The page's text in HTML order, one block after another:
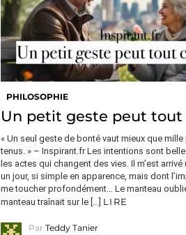
PHILOSOPHIE
Un petit geste peut tout
« Un seul geste de bonté vaut mieux que
tenus. » – Inspirant.fr Les intentions sont
les actes qui changent des vies. Il m’est
un jour, si simple en apparence, mais dont
me toucher profondément… Le manteau
manteau traînait sur le […] LIRE
Par Teddy Tanier